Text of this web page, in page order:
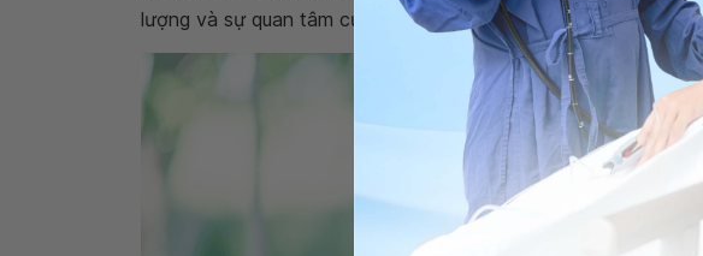
lượng và sự quan tâm của bạn trong quan hệ tình dục.